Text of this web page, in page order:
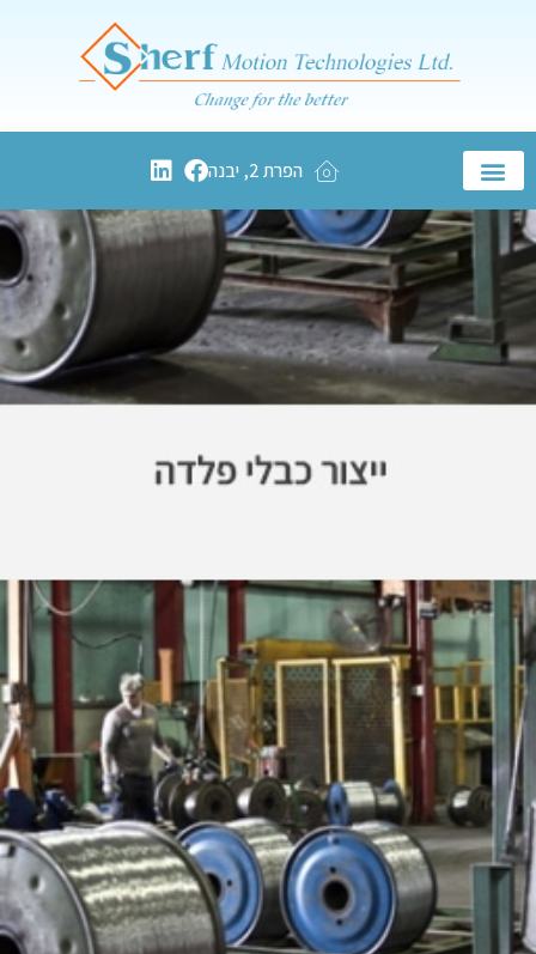
הפרת 2, יבנה